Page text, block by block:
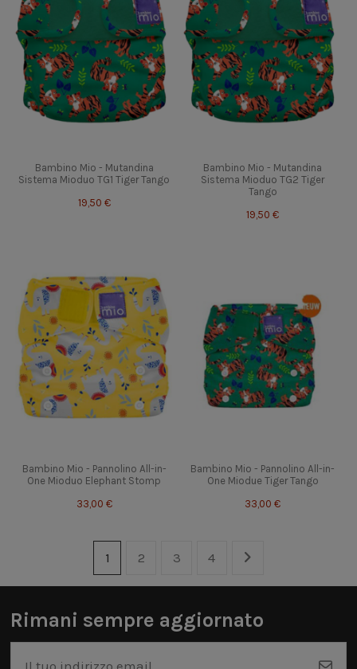
Bambino Mio - Mutandina
Sistema Mioduo TG1 Tiger Tango
19,50 €
Bambino Mio - Mutandina
Sistema Mioduo TG2 Tiger
Tango
19,50 €
Bambino Mio - Pannolino All-in-
One Mioduo Elephant Stomp
33,00 €
Bambino Mio - Pannolino All-in-
One Miodue Tiger Tango
33,00 €
1 2 3 4
Rimani sempre aggiornato